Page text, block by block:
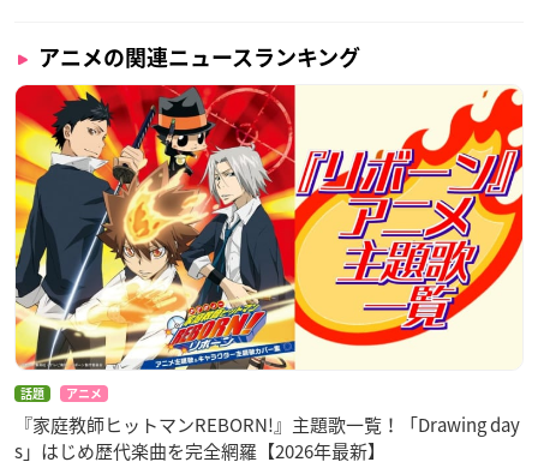
アニメの関連ニュースランキング
話題 アニメ
『家庭教師ヒットマンREBORN!』主題歌一覧！「Drawing day
s」はじめ歴代楽曲を完全網羅【2026年最新】